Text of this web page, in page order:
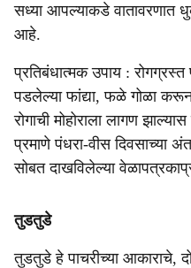
सध्या आपल्याकडे वातावरणात
आहे.
प्रतिबंधात्मक उपाय : रोगग्रस्त
पडलेल्या फांद्या, फळे गोळा
रोगाची मोहोराला लागण
प्रमाणे पंधरा-वीस दिवसाच्या
सोबत दाखविलेल्या
तुडतुडे
तुडतुडे हे पाचरीच्या आकाराचे,